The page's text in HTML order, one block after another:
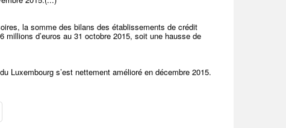
la somme des bilans des établissements de crédit
millions d’euros au 31 octobre 2015, soit une hausse de
Luxembourg s’est nettement amélioré en décembre 2015.